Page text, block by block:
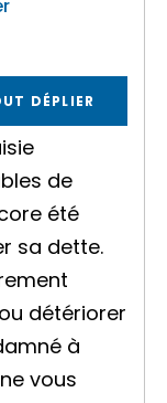
DÉPLIER
de
été
sa dette.
détériorer
à
vous